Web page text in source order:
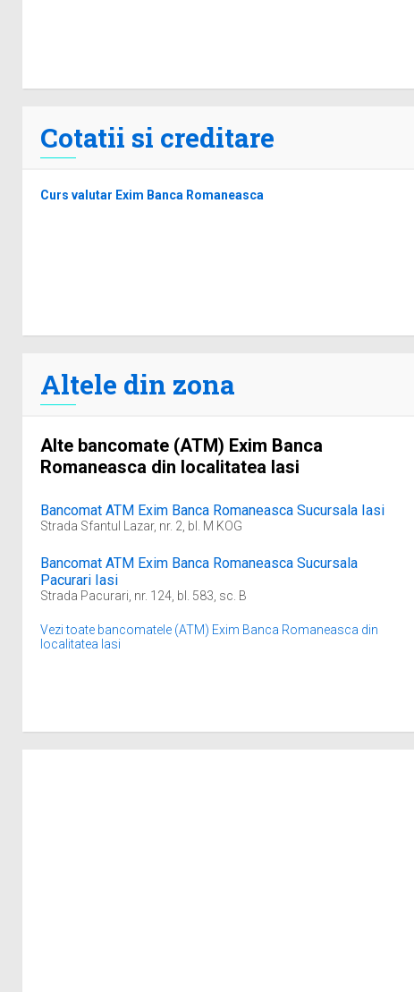
Cotatii si creditare
Curs valutar Exim Banca Romaneasca
Altele din zona
Alte bancomate (ATM) Exim Banca
Romaneasca din localitatea Iasi
Bancomat ATM Exim Banca Romaneasca Sucursala Iasi
Strada Sfantul Lazar, nr. 2, bl. M KOG
Bancomat ATM Exim Banca Romaneasca Sucursala
Pacurari Iasi
Strada Pacurari, nr. 124, bl. 583, sc. B
Vezi toate bancomatele (ATM) Exim Banca Romaneasca din
localitatea Iasi